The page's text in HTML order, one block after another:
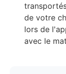
de votre
lors de
avec le